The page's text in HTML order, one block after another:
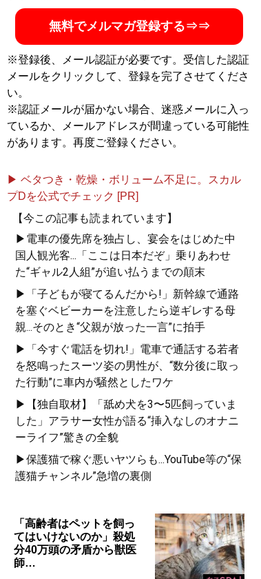
無料でメルマガ登録する⇒⇒
※登録後、メール認証が必要です。受信した認証
メールをクリックして、登録を完了させてくださ
い。
※認証メールが届かない場合、迷惑メールに入っ
ているか、メールアドレスが間違っている可能性
があります。再度ご登録ください。
▶ ベタつき・乾燥・ボリューム不足に。スカル
プDを公式でチェック [PR]
【今この記事も読まれています】
▶電車の優先席を独占し、宴会をはじめた中
国人観光客...「ここは日本だぞ」乗りあわせ
た“ギャル2人組”が追い払うまでの顛末
▶「子どもが寝てるんだから!」新幹線で通路
を塞ぐベビーカーを注意したら逆ギレする母
親...そのとき“父親が放った一言”に拍手
▶「今すぐ電話を切れ!」電車で通話する若者
を怒鳴ったスーツ姿の男性が、“数分後に取っ
た行動”に車内が騒然としたワケ
▶【独自取材】「舐め犬を3〜5匹飼っていま
した」アラサー女性が語る“挿入なしのオナニ
ーライフ”驚きの全貌
▶保護猫で稼ぐ悪いヤツらも...YouTube等の“保
護猫チャンネル”急増の裏側
「高齢者はペットを飼っ
てはいけないのか」殺処
分40万頭の矛盾から獣医
師…